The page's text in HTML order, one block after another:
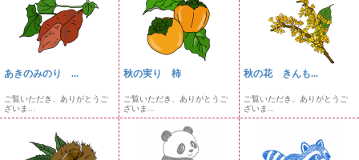
あきのみのり ...
ご覧いただき、ありがとうご
ざいま...
秋の実り 柿
ご覧いただき、ありがとうご
ざいま...
秋の花 きんも...
ご覧いただき、ありがとうご
ざいま...